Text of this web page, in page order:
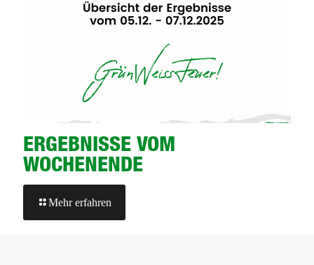
ERGEBNISSE VOM
WOCHENENDE
Mehr erfahren